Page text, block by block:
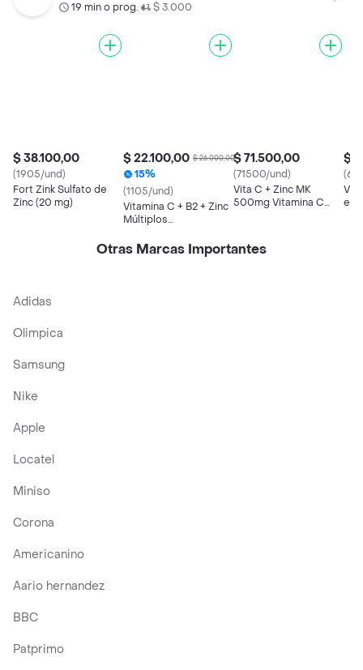
19 min o prog.• $ 3.000
$ 38.100,00
(1905/und)
Fort Zink Sulfato de
Zinc (20 mg)
$ 22.100,00 $ 26.000,00
15%
(1105/und)
Vitamina C + B2 + Zinc
Múltiplos
$ 71.500,00
(71500/und)
Vita C + Zinc MK
500mg Vitamina C
$
en
Otras Marcas Importantes
Adidas
Olimpica
Samsung
Nike
Apple
Locatel
Miniso
Corona
Americanino
Aario hernandez
BBC
Patprimo